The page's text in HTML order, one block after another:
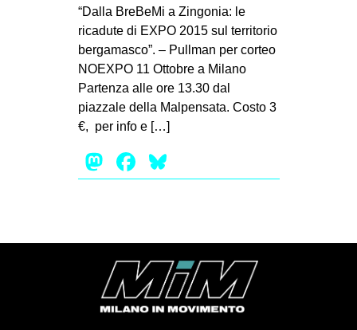
MOBILITAZIONI
SPAZI
SPORT POPOLARE
MOVIMENTI
AMBIENTE
DIRITTO ALL’ABITARE
PRECARIATO
REPRESSIONE
STUDENTI
“Dalla BreBeMi a Zingonia: le
ricadute di EXPO 2015 sul territorio
bergamasco”. – Pullman per corteo
NOEXPO 11 Ottobre a Milano
Partenza alle ore 13.30 dal
piazzale della Malpensata. Costo 3
€, per info e […]
Mastodon
Facebook